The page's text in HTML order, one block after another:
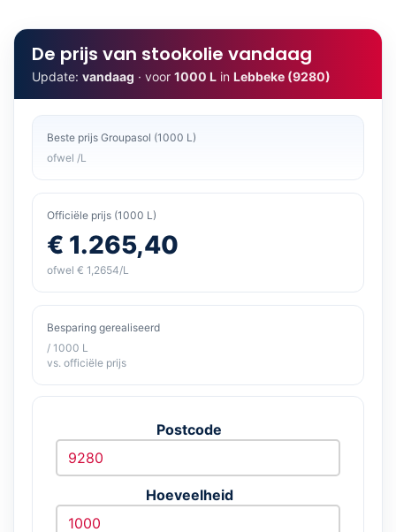
De prijs van stookolie vandaag
Update: vandaag · voor 1000 L in Lebbeke (9280)
Beste prijs Groupasol (1000 L)
ofwel /L
Officiële prijs (1000 L)
€ 1.265,40
ofwel € 1,2654/L
Besparing gerealiseerd
/ 1000 L
vs. officiële prijs
Postcode
Hoeveelheid